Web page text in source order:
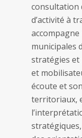
consultation
d’activité à
municipales
stratégies
et
écoute et
territoriaux,